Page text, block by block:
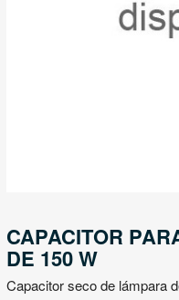
CAPACITOR
DE 150 W
Capacitor seco de lámpara